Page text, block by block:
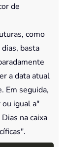
de
como
basta
a data atual
Em seguida,
igual a"
na caixa